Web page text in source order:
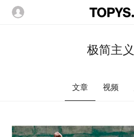
极简主义
文章 视频